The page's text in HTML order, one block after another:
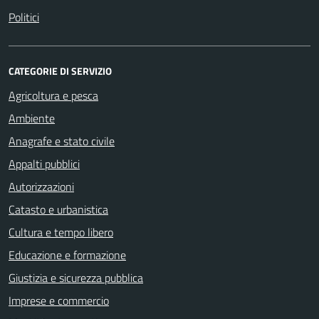
Politici
CATEGORIE DI SERVIZIO
Agricoltura e pesca
Ambiente
Anagrafe e stato civile
Appalti pubblici
Autorizzazioni
Catasto e urbanistica
Cultura e tempo libero
Educazione e formazione
Giustizia e sicurezza pubblica
Imprese e commercio